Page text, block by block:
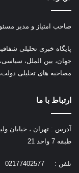
صاحب امتیاز و مدیر
پایگاه خبری تحلیلی
جهان، بین الملل،
مصاحبه های تحلیلی
ارتباط با ما
طبقه 7 واحد 21
تلفن : 02177402577